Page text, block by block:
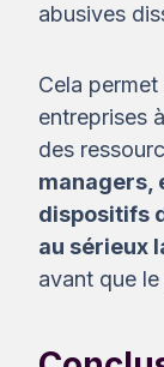
abusives
Cela permet
entreprises
des
managers,
dispositifs
au sérieux
avant que le